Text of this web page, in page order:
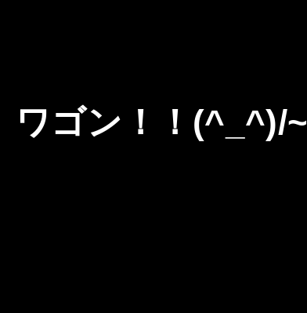
ワゴン！！(^_^)/~